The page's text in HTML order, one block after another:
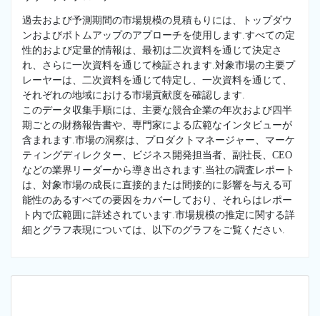
過去および予測期間の市場規模の見積もりには、トップダウ
ンおよびボトムアップのアプローチを使用します.すべての定
性的および定量的情報は、最初は二次資料を通じて決定さ
れ、さらに一次資料を通じて検証されます.対象市場の主要プ
レーヤーは、二次資料を通じて特定し、一次資料を通じて、
それぞれの地域における市場貢献度を確認します.
このデータ収集手順には、主要な競合企業の年次および四半
期ごとの財務報告書や、専門家による広範なインタビューが
含まれます.市場の洞察は、プロダクトマネージャー、マーケ
ティングディレクター、ビジネス開発担当者、副社長、CEO
などの業界リーダーから導き出されます.当社の調査レポート
は、対象市場の成長に直接的または間接的に影響を与える可
能性のあるすべての要因をカバーしており、それらはレポー
ト内で広範囲に詳述されています.市場規模の推定に関する詳
細とグラフ表現については、以下のグラフをご覧ください.